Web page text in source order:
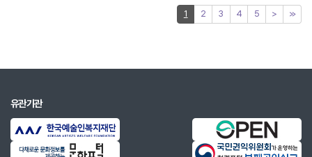
1 2 3 4 5 > ≫
유관기관